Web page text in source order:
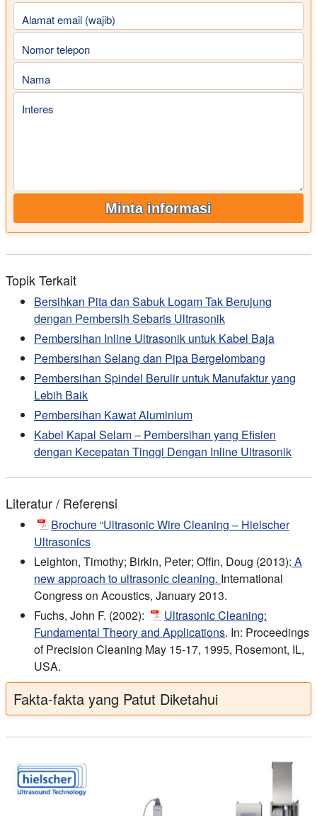
Alamat email (wajib)
Nomor telepon
Nama
Interes
Minta informasi
Topik Terkait
Bersihkan Pita dan Sabuk Logam Tak Berujung
dengan Pembersih Sebaris Ultrasonik
Pembersihan Inline Ultrasonik untuk Kabel Baja
Pembersihan Selang dan Pipa Bergelombang
Pembersihan Spindel Berulir untuk Manufaktur yang
Lebih Baik
Pembersihan Kawat Aluminium
Kabel Kapal Selam – Pembersihan yang Efisien
dengan Kecepatan Tinggi Dengan Inline Ultrasonik
Literatur / Referensi
Brochure “Ultrasonic Wire Cleaning – Hielscher
Ultrasonics
Leighton, Timothy; Birkin, Peter; Offin, Doug (2013): A
new approach to ultrasonic cleaning. International
Congress on Acoustics, January 2013.
Fuchs, John F. (2002):
Ultrasonic Cleaning:
Fundamental Theory and Applications. In: Proceedings
of Precision Cleaning May 15-17, 1995, Rosemont, IL,
USA.
Fakta-fakta yang Patut Diketahui